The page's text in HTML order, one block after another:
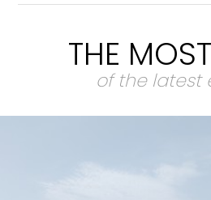
THE
of the latest